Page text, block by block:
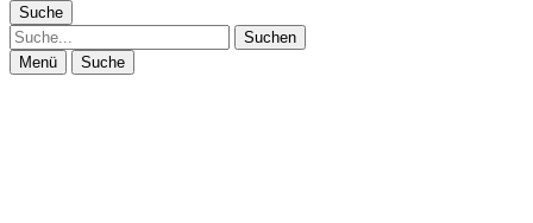
Suche
Suche
Menü Suche